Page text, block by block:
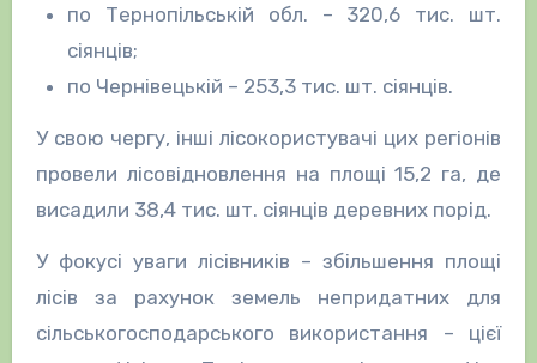
по Тернопільській обл. – 320,6 тис. шт.
сіянців;
по Чернівецькій – 253,3 тис. шт. сіянців.
У свою чергу, інші лісокористувачі цих регіонів
провели лісовідновлення на площі 15,2 га, де
висадили 38,4 тис. шт. сіянців деревних порід.
У фокусі уваги лісівників – збільшення площі
лісів за рахунок земель непридатних для
сільськогосподарського використання – цієї